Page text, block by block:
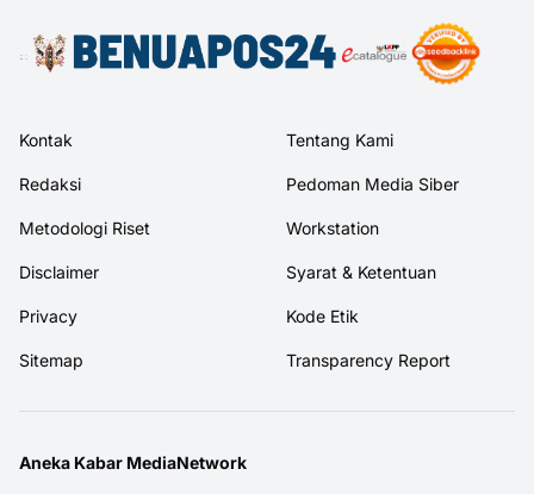
Kontak Tentang Kami
Redaksi Pedoman Media Siber
Metodologi Riset Workstation
Disclaimer Syarat & Ketentuan
Privacy Kode Etik
Sitemap Transparency Report
Aneka Kabar MediaNetwork